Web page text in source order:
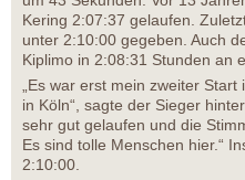
Kering 2:07:37 gelaufen.
unter 2:10:00 gegeben. Auch
Kiplimo in 2:08:31 Stunden an
„Es war erst mein zweiter
in Köln“, sagte der Sieger
sehr gut gelaufen und die
Es sind tolle Menschen hier.“
2:10:00.